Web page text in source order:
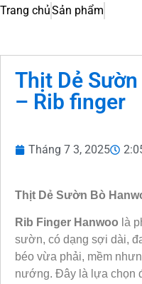
Trang chủSản phẩm
Thịt Dẻ
– Rib finger
Tháng 7 3, 2025
Thịt Dẻ Sườn Bò
Rib Finger Hanwoo là
sườn, có dạng sợi dài,
béo vừa phải, mềm
nướng. Đây là lựa chọn